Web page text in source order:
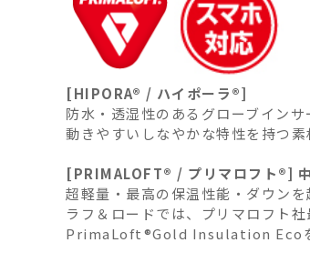
[HIPORA® / ハイポーラ®]
防水・透湿性のあるグローブインサ
動きやすいしなやかな特性を持つ素
[PRIMALOFT® / プリマロフト®]
超軽量・最高の保温性能・ダウン
ラフ＆ロードでは、プリマロフト
PrimaLoft®Gold Insulation Eco